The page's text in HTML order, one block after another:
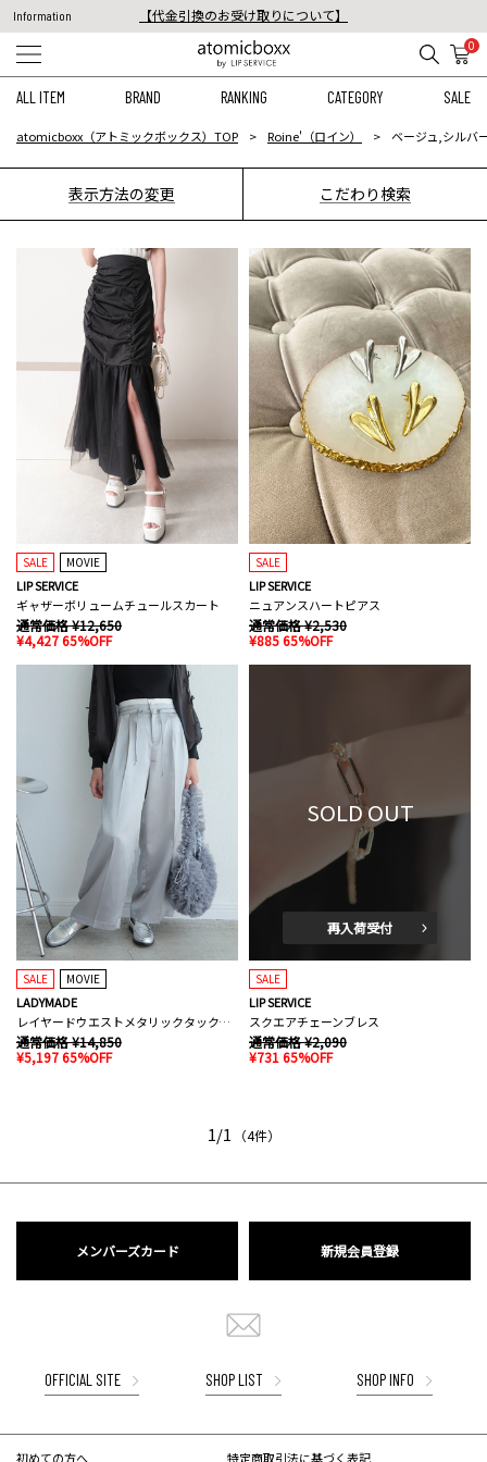
Information
【代金引換のお受け取りについて】
税込11,000円以上のご注文で送料無料！
0
ALL ITEM BRAND RANKING CATEGORY SALE
atomicboxx（アトミックボックス）TOP Roine'（ロイン） ベージュ,シルバ
表示方法の変更 こだわり検索
SALE MOVIE
LIP SERVICE
ギャザーボリュームチュールスカート
通常価格 ¥12,650
¥4,427 65%OFF
SALE
LIP SERVICE
ニュアンスハートピアス
通常価格 ¥2,530
¥885 65%OFF
SALE MOVIE
LADYMADE
レイヤードウエストメタリックタックパンツ
通常価格 ¥14,850
¥5,197 65%OFF
SOLD OUT
再入荷受付
SALE
LIP SERVICE
スクエアチェーンブレス
通常価格 ¥2,090
¥731 65%OFF
1/1 （4件）
メンバーズカード 新規会員登録
OFFICIAL SITE SHOP LIST SHOP INFO
初めての方へ 特定商取引法に基づく表記